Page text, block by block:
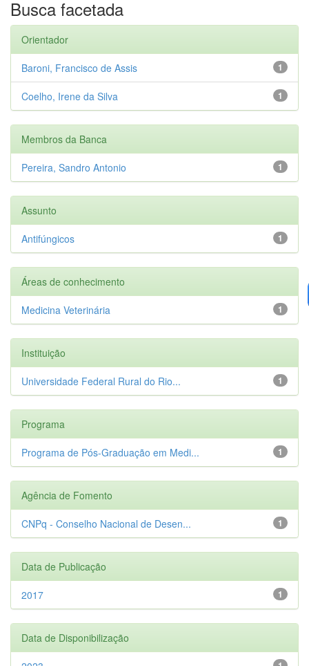
Busca facetada
Orientador
1
Baroni, Francisco de Assis
1
Coelho, Irene da Silva
Membros da Banca
1
Pereira, Sandro Antonio
Assunto
1
Antifúngicos
Áreas de conhecimento
1
Medicina Veterinária
Instituição
1
Universidade Federal Rural do Rio...
Programa
1
Programa de Pós-Graduação em Medi...
Agência de Fomento
1
CNPq - Conselho Nacional de Desen...
Data de Publicação
1
2017
Data de Disponibilização